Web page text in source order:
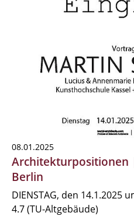
08.01.2025
Architekturpositionen
Berlin
DIENSTAG, den 14.1.2025
4.7 (TU-Altgebäude)